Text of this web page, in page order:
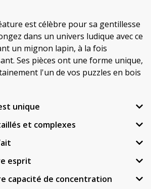
est célèbre pour sa gentillesse
dans un univers ludique avec ce
un mignon lapin, à la fois
Ses pièces ont une forme unique,
l'un de vos puzzles en bois
unique
et complexes
esprit
capacité de concentration